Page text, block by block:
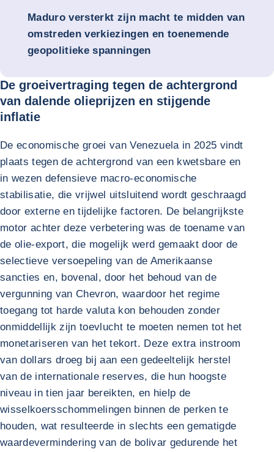
Maduro versterkt zijn macht te midden van
omstreden verkiezingen en toenemende
geopolitieke spanningen
De groeivertraging tegen de achtergrond
van dalende olieprijzen en stijgende
inflatie
De economische groei van Venezuela in 2025 vindt
plaats tegen de achtergrond van een kwetsbare en
in wezen defensieve macro-economische
stabilisatie, die vrijwel uitsluitend wordt geschraagd
door externe en tijdelijke factoren. De belangrijkste
motor achter deze verbetering was de toename van
de olie-export, die mogelijk werd gemaakt door de
selectieve versoepeling van de Amerikaanse
sancties en, bovenal, door het behoud van de
vergunning van Chevron, waardoor het regime
toegang tot harde valuta kon behouden zonder
onmiddellijk zijn toevlucht te moeten nemen tot het
monetariseren van het tekort. Deze extra instroom
van dollars droeg bij aan een gedeeltelijk herstel
van de internationale reserves, die hun hoogste
niveau in tien jaar bereikten, en hielp de
wisselkoersschommelingen binnen de perken te
houden, wat resulteerde in slechts een gematigde
waardevermindering van de bolivar gedurende het